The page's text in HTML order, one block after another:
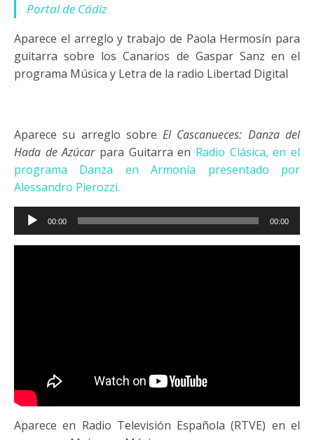
Portal de Cádiz
Aparece el arreglo y trabajo de Paola Hermosín para
guitarra sobre los Canarios de Gaspar Sanz en el
programa Música y Letra de la radio Libertad Digital
Aparece su arreglo sobreEl Cascanueces: Danza del
Hada de Azúcar para Guitarra en Radio Clásica, en el
programa Danza en Armonía presentado por
Alessandro Pierozzi.
Reproductor
de
audio
00:00 00:00
Aparece en Radio Televisión Española (RTVE) en el